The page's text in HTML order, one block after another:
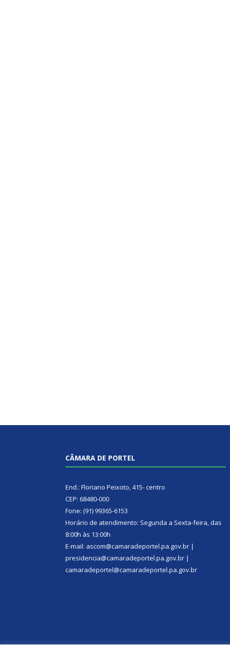
CÂMARA DE PORTEL
End.: Floriano Peixoto, 415- centro
CEP: 68480-000
Fone: (91) 99365-6153
Horário de atendimento: Segunda a Sexta-feira, das
8:00h às 13:00h
E-mail: ascom@camaradeportel.pa.gov.br |
presidencia@camaradeportel.pa.gov.br |
camaradeportel@camaradeportel.pa.gov.br